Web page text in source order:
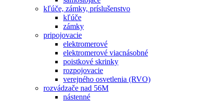
kľúče, zámky, príslušenstvo
kľúče
zámky
pripojovacie
elektromerové
elektromerové viacnásobné
poistkové skrinky
rozpojovacie
verejného osvetlenia (RVO)
rozvádzače nad 56M
nástenné